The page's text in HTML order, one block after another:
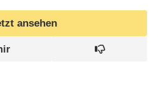
ansehen